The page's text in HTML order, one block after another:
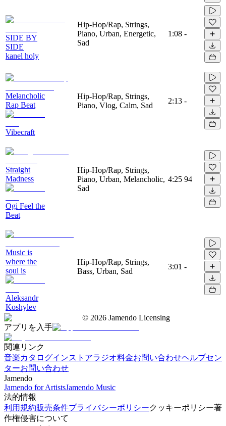
SIDE BY
SIDE
kanel holy
Hip-Hop/Rap, Strings,
Piano, Urban, Energetic,
Sad
1:08 -
Melancholic
Rap Beat
Vibecraft
Hip-Hop/Rap, Strings,
Piano, Vlog, Calm, Sad
2:13 -
Straight
Madness
Ogi Feel the
Beat
Hip-Hop/Rap, Strings,
Piano, Urban, Melancholic,
Sad
4:25 94
Music is
where the
soul is
Aleksandr
Koshylev
Hip-Hop/Rap, Strings,
Bass, Urban, Sad
3:01 -
© 2026 Jamendo Licensing
アプリを入手
関連リンク
音楽カタログインストアラジオ料金お問い合わせヘルプセン
ターお問い合わせ
Jamendo
Jamendo for ArtistsJamendo Music
法的情報
利用規約販売条件プライバシーポリシークッキーポリシー著
作権侵害について